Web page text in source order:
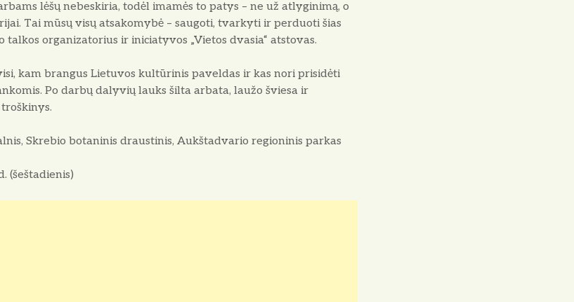
lėšų nebeskiria, todėl imamės to patys – ne už atlyginimą, o
Tai mūsų visų atsakomybė – saugoti, tvarkyti ir perduoti šias
talkos organizatorius ir iniciatyvos „Vietos dvasia“ atstovas.
kam brangus Lietuvos kultūrinis paveldas ir kas nori prisidėti
Po darbų dalyvių lauks šilta arbata, laužo šviesa ir
Skrebio botaninis draustinis, Aukštadvario regioninis parkas
(šeštadienis)